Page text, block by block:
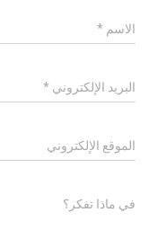
الاسم *
البريد الإلكتروني *
الموقع الإلكتروني
في ماذا تفكر؟